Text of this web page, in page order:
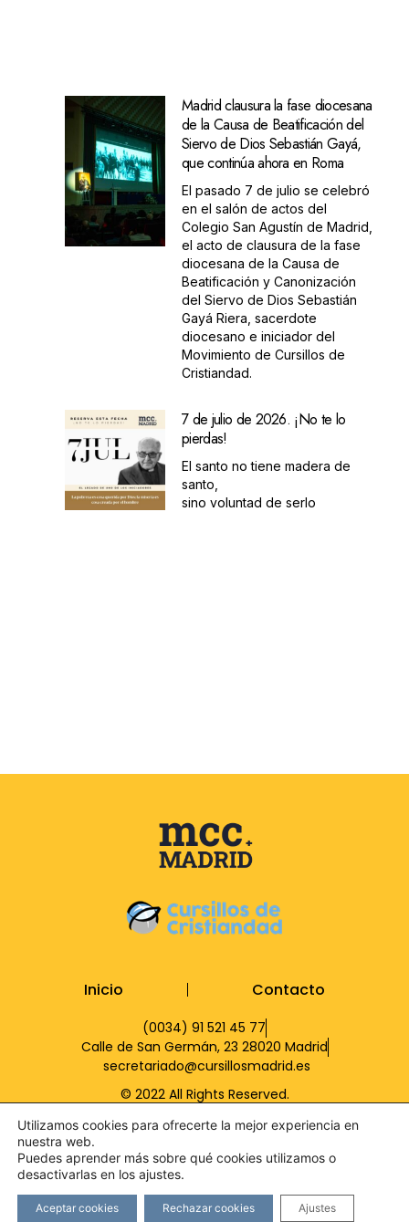
Madrid clausura la fase diocesana
de la Causa de Beatificación del
Siervo de Dios Sebastián Gayá,
que continúa ahora en Roma
El pasado 7 de julio se celebró
en el salón de actos del
Colegio San Agustín de Madrid,
el acto de clausura de la fase
diocesana de la Causa de
Beatificación y Canonización
del Siervo de Dios Sebastián
Gayá Riera, sacerdote
diocesano e iniciador del
Movimiento de Cursillos de
Cristiandad.
7 de julio de 2026. ¡No te lo
pierdas!
El santo no tiene madera de
santo,
sino voluntad de serlo
Inicio Contacto
(0034) 91 521 45 77
Calle de San Germán, 23 28020 Madrid
secretariado@cursillosmadrid.es
© 2022 All Rights Reserved.
Utilizamos cookies para ofrecerte la mejor experiencia en
nuestra web.
Puedes aprender más sobre qué cookies utilizamos o
desactivarlas en los ajustes.
Aceptar cookies Rechazar cookies Ajustes